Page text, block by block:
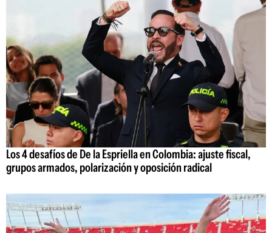
Los 4 desafíos de De la Espriella en Colombia: ajuste fiscal,
grupos armados, polarización y oposición radical